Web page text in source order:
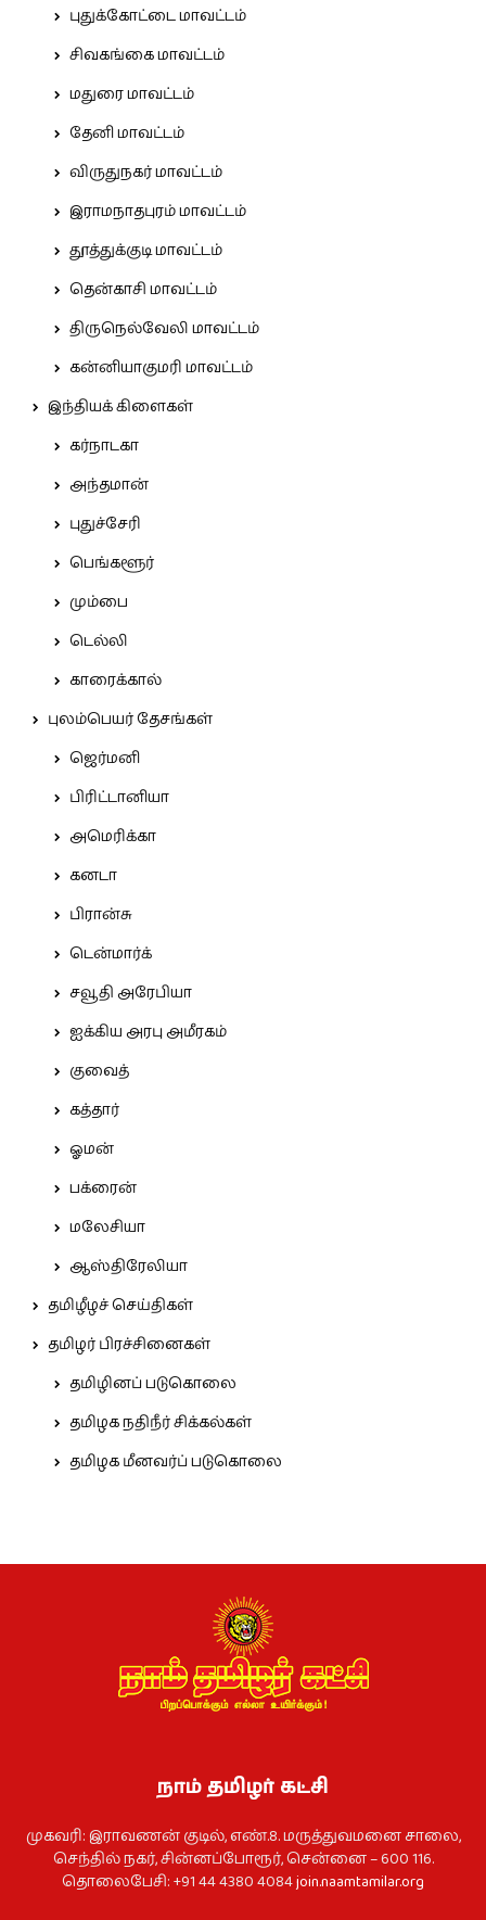
புதுக்கோட்டை மாவட்டம்
சிவகங்கை மாவட்டம்
மதுரை மாவட்டம்
தேனி மாவட்டம்
விருதுநகர் மாவட்டம்
இராமநாதபுரம் மாவட்டம்
தூத்துக்குடி மாவட்டம்
தென்காசி மாவட்டம்
திருநெல்வேலி மாவட்டம்
கன்னியாகுமரி மாவட்டம்
இந்தியக் கிளைகள்
கர்நாடகா
அந்தமான்
புதுச்சேரி
பெங்களூர்
மும்பை
டெல்லி
காரைக்கால்
புலம்பெயர் தேசங்கள்
ஜெர்மனி
பிரிட்டானியா
அமெரிக்கா
கனடா
பிரான்சு
டென்மார்க்
சவூதி அரேபியா
ஐக்கிய அரபு அமீரகம்
குவைத்
கத்தார்
ஓமன்
பக்ரைன்
மலேசியா
ஆஸ்திரேலியா
தமிழீழச் செய்திகள்
தமிழர் பிரச்சினைகள்
தமிழினப் படுகொலை
தமிழக நதிநீர் சிக்கல்கள்
தமிழக மீனவர்ப் படுகொலை
நாம் தமிழர் கட்சி
முகவரி: இராவணன் குடில், எண்.8. மருத்துவமனை சாலை,
செந்தில் நகர், சின்னப்போரூர், சென்னை – 600 116.
தொலைபேசி: +91 44 4380 4084join.naamtamilar.org